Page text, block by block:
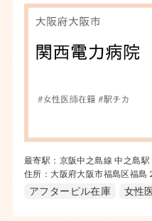
最寄駅：京阪中之島線 中之島
住所：大阪府大阪市福島区福島
アフターピル在庫 女性